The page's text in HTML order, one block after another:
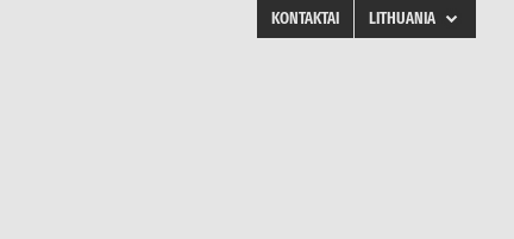
KONTAKTAI
LITHUANIA